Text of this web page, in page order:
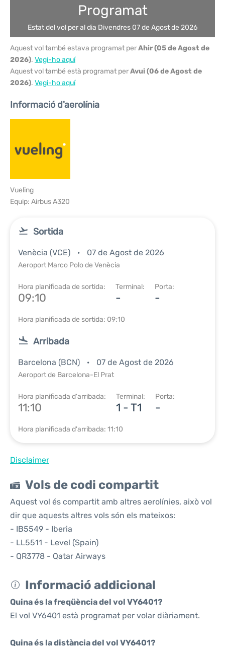
Programat
Estat del vol per al dia Divendres 07 de Agost de 2026
Aquest vol també estava programat perAhir (05 de Agost de
2026). Vegi-ho aquí
Aquest vol també està programat perAvui (06 de Agost de
2026). Vegi-ho aquí
Informació d'aerolínia
Vueling
Equip: Airbus A320
Sortida
Venècia (VCE) 07 de Agost de 2026
Aeroport Marco Polo de Venècia
Hora planificada de sortida:
09:10
Terminal:
-
Porta:
-
Hora planificada de sortida: 09:10
Arribada
Barcelona (BCN) 07 de Agost de 2026
Aeroport de Barcelona-El Prat
Hora planificada d'arribada:
11:10
Terminal:
1 - T1
Porta:
-
Hora planificada d'arribada: 11:10
Disclaimer
Vols de codi compartit
Aquest vol és compartit amb altres aerolínies, això vol
dir que aquests altres vols són els mateixos:
- IB5549 - Iberia
- LL5511 - Level (Spain)
- QR3778 - Qatar Airways
Informació addicional
Quina és la freqüència del vol VY6401?
El vol VY6401 està programat per volar diàriament.
Quina és la distància del vol VY6401?